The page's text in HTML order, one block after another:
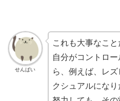
せんぱい
これも大事なこ
自分がコントロ
ら、例えば、レ
クシュアルにな